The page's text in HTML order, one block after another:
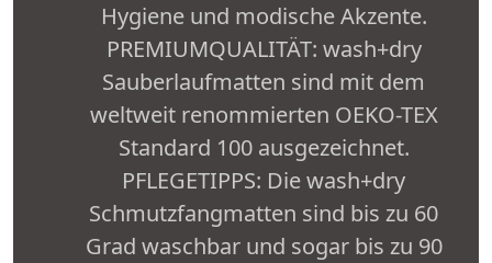
Hygiene und modische Akzente.
PREMIUMQUALITÄT: wash+dry
Sauberlaufmatten sind mit dem
weltweit renommierten OEKO-TEX
Standard 100 ausgezeichnet.
PFLEGETIPPS: Die wash+dry
Schmutzfangmatten sind bis zu 60
Grad waschbar und sogar bis zu 90